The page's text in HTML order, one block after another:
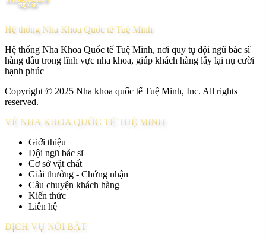
Hệ thống Nha Khoa Quốc tế Tuệ Minh
Hệ thống Nha Khoa Quốc tế Tuệ Minh, nơi quy tụ đội ngũ bác sĩ
hàng đầu trong lĩnh vực nha khoa, giúp khách hàng lấy lại nụ cười
hạnh phúc
Copyright © 2025 Nha khoa quốc tế Tuệ Minh, Inc. All rights
reserved.
VỀ NHA KHOA QUỐC TẾ TUỆ MINH
Giới thiệu
Đội ngũ bác sĩ
Cơ sở vật chất
Giải thưởng - Chứng nhận
Câu chuyện khách hàng
Kiến thức
Liên hệ
DỊCH VỤ NỔI BẬT